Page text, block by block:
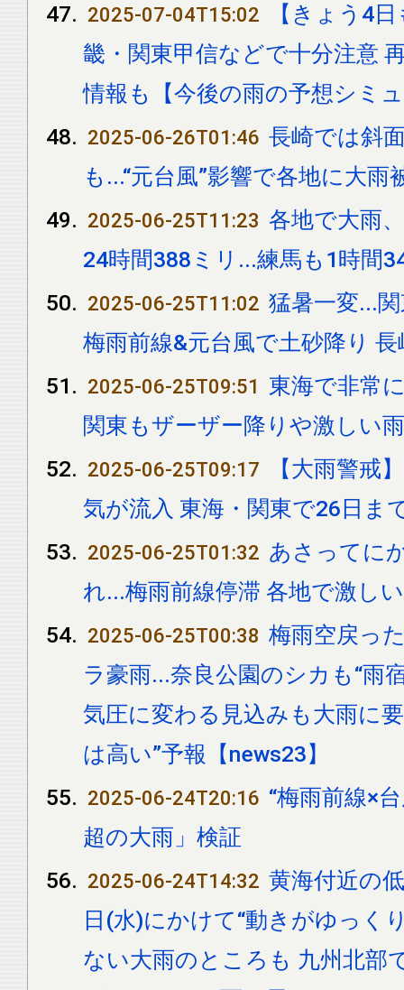
2025-07-04T15:02
【きょう4
畿・関東甲信などで十分注意
情報も【今後の雨の予想シミ
2025-06-26T01:46 長崎では斜
も...“元台風”影響で各地に大雨
2025-06-25T11:23 各地で大雨
24時間388ミリ...練馬も1時間
2025-06-25T11:02 猛暑一変...
梅雨前線&元台風で土砂降り
2025-06-25T09:51 東海で非常
関東もザーザー降りや激しい
2025-06-25T09:17
【大雨警戒
気が流入 東海・関東で26日ま
2025-06-25T01:32 あさってに
れ...梅雨前線停滞 各地で激し
2025-06-25T00:38 梅雨空戻っ
ラ豪雨...奈良公園のシカも“雨
気圧に変わる見込みも大雨に
は高い”予報【news23】
2025-06-24T20:16 “梅雨前線×
超の大雨」検証
2025-06-24T14:32 黄海付近の
日(水)にかけて“動きがゆっく
ない大雨のところも 九州北部